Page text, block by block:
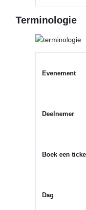
Terminologie
Evenement
Deelnemer
Boek een
Dag